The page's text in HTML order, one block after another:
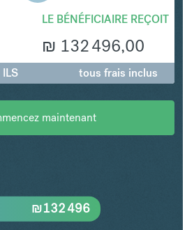
LE BÉNÉFICIAIRE REÇOIT
₪ 132 496,00
tous frais inclus
maintenant
₪132 496